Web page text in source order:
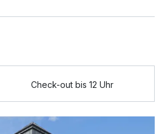
Check-out bis 12 Uhr